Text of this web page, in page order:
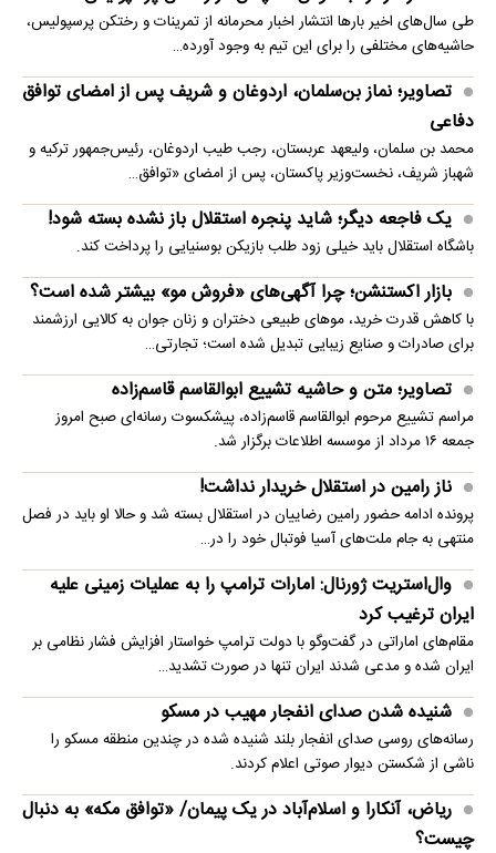
طی سال‌های اخیر بارها انتشار اخبار محرمانه از تمرینات و رختکن پرسپولیس،
حاشیه‌های مختلفی را برای این تیم به وجود آورده…
تصاویر؛ نماز بن‌سلمان، اردوغان و شریف پس از امضای توافق
دفاعی
محمد بن سلمان، ولیعهد عربستان، رجب طیب اردوغان، رئیس‌جمهور ترکیه و
شهباز شریف، نخست‌وزیر پاکستان، پس از امضای «توافق…
یک فاجعه دیگر؛ شاید پنجره استقلال باز نشده بسته شود!
باشگاه استقلال باید خیلی زود طلب بازیکن بوسنیایی را پرداخت کند.
بازار اکستنشن؛ چرا آگهی‌های «فروش مو» بیشتر شده است؟
با کاهش قدرت خرید، موهای طبیعی دختران و زنان جوان به کالایی ارزشمند
برای صادرات و صنایع زیبایی تبدیل شده است؛ تجارتی…
تصاویر؛ متن و حاشیه تشییع ابوالقاسم قاسم‌زاده
مراسم تشییع مرحوم ابوالقاسم قاسم‌زاده، پیشکسوت رسانه‌ای صبح امروز
جمعه ۱۶ مرداد از موسسه اطلاعات برگزار شد.
ناز رامین در استقلال خریدار نداشت!
پرونده ادامه حضور رامین رضاییان در استقلال بسته شد و حالا او باید در فصل
منتهی به جام ملت‌های آسیا فوتبال خود را در…
وال‌استریت ژورنال: امارات ترامپ را به عملیات زمینی علیه
ایران ترغیب کرد
مقام‌های اماراتی در گفت‌وگو با دولت ترامپ خواستار افزایش فشار نظامی بر
ایران شده و مدعی شدند ایران تنها در صورت تشدید…
شنیده شدن صدای انفجار مهیب در مسکو
رسانه‌های روسی صدای انفجار بلند شنیده شده در چندین منطقه مسکو را
ناشی از شکستن دیوار صوتی اعلام کردند.
ریاض، آنکارا و اسلام‌آباد در یک پیمان/ «توافق مکه» به دنبال
چیست؟